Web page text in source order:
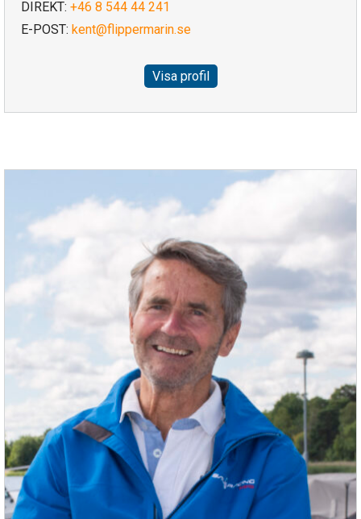
DIREKT: +46 8 544 44 241
E-POST: kent@flippermarin.se
Visa profil